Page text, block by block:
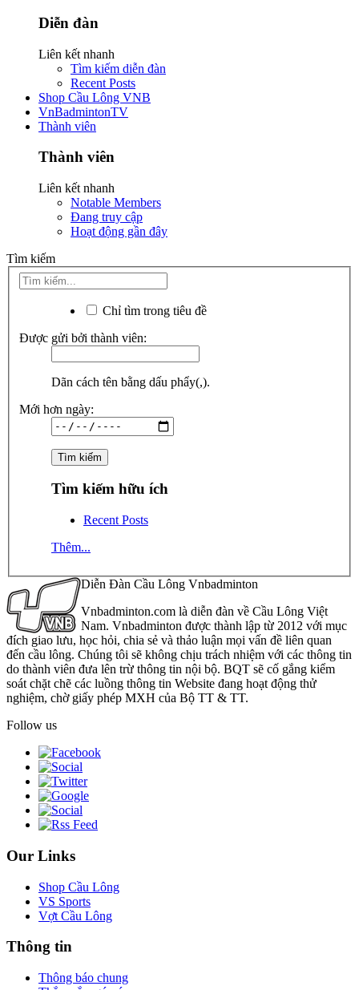
Diễn đàn
Liên kết nhanh
Tìm kiếm diễn đàn
Recent Posts
Shop Cầu Lông VNB
VnBadmintonTV
Thành viên
Thành viên
Liên kết nhanh
Notable Members
Đang truy cập
Hoạt động gần đây
Tìm kiếm
Chỉ tìm trong tiêu đề
Được gửi bởi thành viên:
Dãn cách tên bằng dấu phẩy(,).
Mới hơn ngày:
Tìm kiếm hữu ích
Recent Posts
Thêm...
Diễn Đàn Cầu Lông Vnbadminton
Vnbadminton.com là diễn đàn về Cầu Lông Việt
Nam. Vnbadminton được thành lập từ 2012 với mục
đích giao lưu, học hỏi, chia sẻ và thảo luận mọi vấn đề liên quan
đến cầu lông. Chúng tôi sẽ không chịu trách nhiệm với các thông tin
do thành viên đưa lên trừ thông tin nội bộ. BQT sẽ cố gắng kiểm
soát chặt chẽ các luồng thông tin Website đang hoạt động thử
nghiệm, chờ giấy phép MXH của Bộ TT & TT.
Follow us
Our Links
Shop Cầu Lông
VS Sports
Vợt Cầu Lông
Thông tin
Thông báo chung